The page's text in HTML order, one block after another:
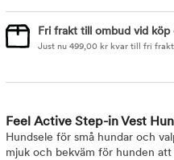
Fri frakt till ombud vid köp
Just nu 499,00 kr kvar till fri
Feel Active Step-in Vest
Hundsele för små hundar och
mjuk och bekväm för hunden